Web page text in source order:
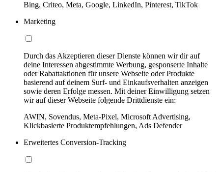
Bing, Criteo, Meta, Google, LinkedIn, Pinterest, TikTok
Marketing
Durch das Akzeptieren dieser Dienste können wir dir auf
deine Interessen abgestimmte Werbung, gesponserte Inhalte
oder Rabattaktionen für unsere Webseite oder Produkte
basierend auf deinem Surf- und Einkaufsverhalten anzeigen
sowie deren Erfolge messen. Mit deiner Einwilligung setzen
wir auf dieser Webseite folgende Drittdienste ein:
AWIN, Sovendus, Meta-Pixel, Microsoft Advertising,
Klickbasierte Produktempfehlungen, Ads Defender
Erweitertes Conversion-Tracking